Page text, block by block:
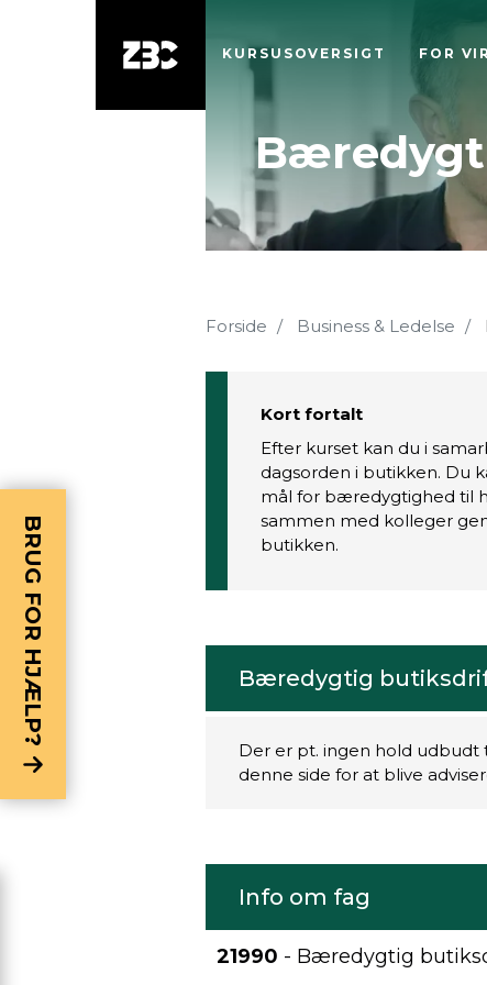
KURSUSOVERSIGT FOR
Forside Business & Ledelse
Kort fortalt
Efter kurset kan du i
dagsorden i butikken. Du
mål for bæredygtighed til
sammen med kolleger
butikken.
Bæredygtig
Der er pt. ingen hold udbudt
denne side for at blive
Info om fag
21990 - Bæredygtig
BRUG FOR HJÆLP?